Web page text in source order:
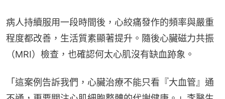
病人持續服用一段時間後，心絞痛發作的頻率與嚴重
程度都改善，生活質素顯著提升。隨後心臟磁力共振
（MRI）檢查，也確認何太心肌沒有缺血跡象。
「這案例告訴我們，心臟治療不能只看『大血管』通